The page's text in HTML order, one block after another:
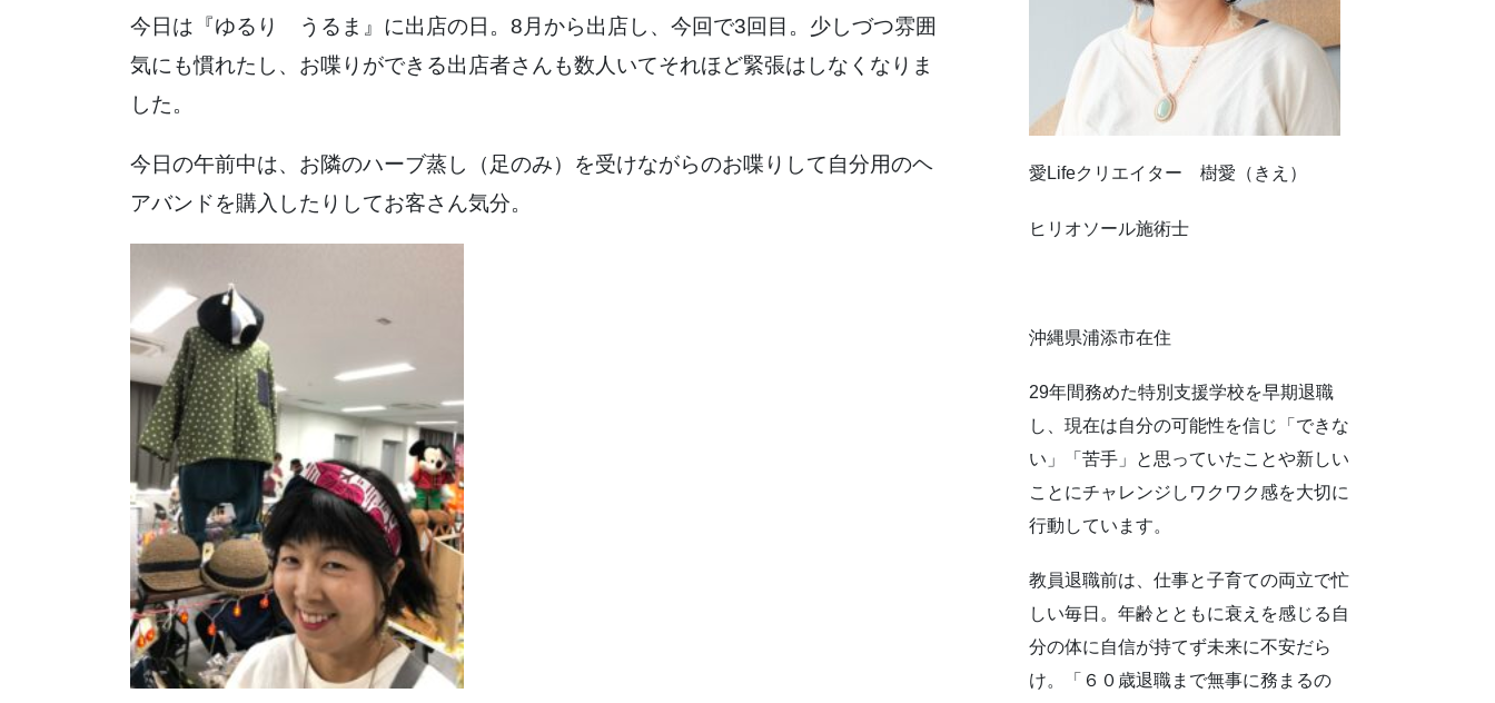
今日は『ゆるり うるま』に出店の日。8月から出店し、今回で3回目。少しづつ雰囲
気にも慣れたし、お喋りができる出店者さんも数人いてそれほど緊張はしなくなりま
した。
今日の午前中は、お隣のハーブ蒸し（足のみ）を受けながらのお喋りして自分用のヘ
アバンドを購入したりしてお客さん気分。
愛Lifeクリエイター 樹愛（きえ）
ヒリオソール施術士
沖縄県浦添市在住
29年間務めた特別支援学校を早期退職
し、現在は自分の可能性を信じ「できな
い」「苦手」と思っていたことや新しい
ことにチャレンジしワクワク感を大切に
行動しています。
教員退職前は、仕事と子育ての両立で忙
しい毎日。年齢とともに衰えを感じる自
分の体に自信が持てず未来に不安だら
け。「６０歳退職まで無事に務まるの